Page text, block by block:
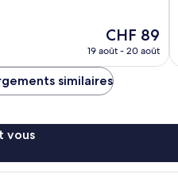
Le
nouveau
est
de
CHF 89
19 août - 20 août
similaires
vous